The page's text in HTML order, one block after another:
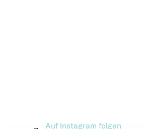
Auf Instagram folgen